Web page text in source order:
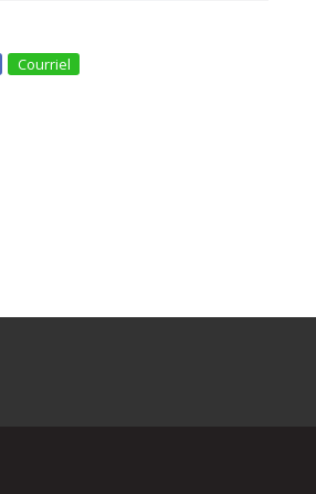
Courriel